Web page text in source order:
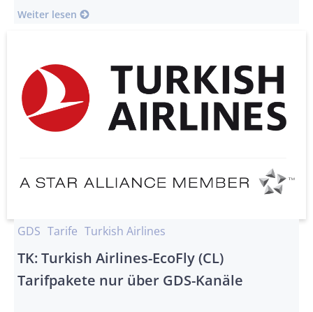
Weiter lesen
GDS Tarife Turkish Airlines
TK: Turkish Airlines-EcoFly (CL)
Tarifpakete nur über GDS-Kanäle